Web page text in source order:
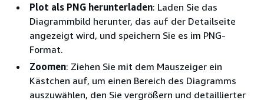
Plot als PNG herunterladen: Laden Sie das
Diagrammbild herunter, das auf der Detailseite
angezeigt wird, und speichern Sie es im PNG-
Format.
Zoomen: Ziehen Sie mit dem Mauszeiger ein
Kästchen auf, um einen Bereich des Diagramms
auszuwählen, den Sie vergrößern und detaillierter